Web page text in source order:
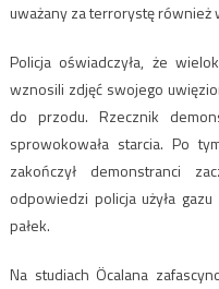
uważany za terrorystę również
Policja oświadczyła, że
wznosili zdjęć swojego
do przodu. Rzecznik
sprowokowała starcia. Po
zakończył demonstranci
odpowiedzi policja użyła
pałek.
Na studiach Öcalana